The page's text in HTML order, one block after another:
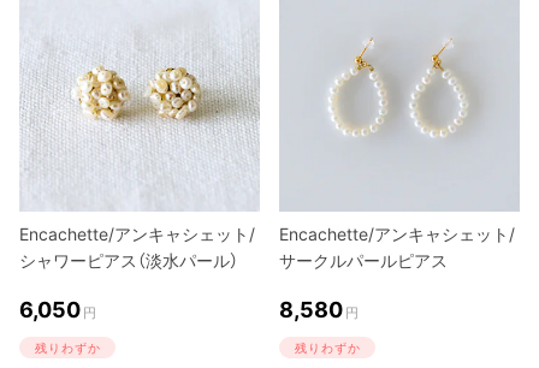
Encachette/アンキャシェット/
シャワーピアス（淡水パール）
6,050 円
残りわずか
Encachette/アンキャシェット/
サークルパールピアス
8,580 円
残りわずか